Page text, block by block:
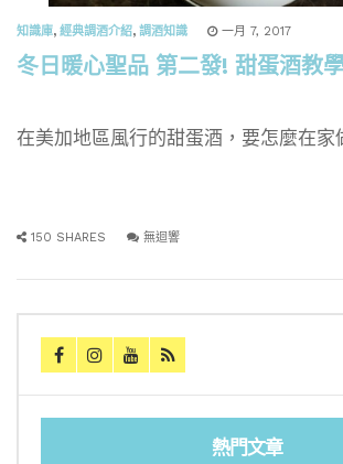
知識庫, 經典調酒介紹, 調酒知識 一月 7, 2017
冬日暖心聖品 第二發! 甜蛋酒教
在美加地區風行的甜蛋酒，要怎麼在家
150 SHARES 無迴響
熱門文章